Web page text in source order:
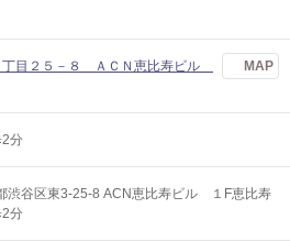
丁目２５－８ ＡＣＮ恵比寿ビル
MAP
2分
渋谷区東3-25-8 ACN恵比寿ビル １F恵比寿
分